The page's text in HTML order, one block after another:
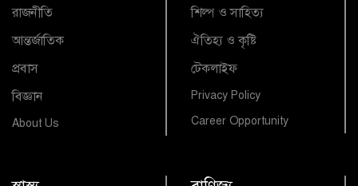
রাজনীতি
আন্তর্জাতিক
প্রবাস
বিজ্ঞান
About Us
শিল্প ও সাহিত্য
ঐতিহ্য ও কৃষ্টি
টেকলাইফ
Privacy Policy
Career Opportunity